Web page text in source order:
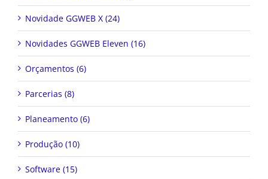
Novidade GGWEB X (24)
Novidades GGWEB Eleven (16)
Orçamentos (6)
Parcerias (8)
Planeamento (6)
Produção (10)
Software (15)